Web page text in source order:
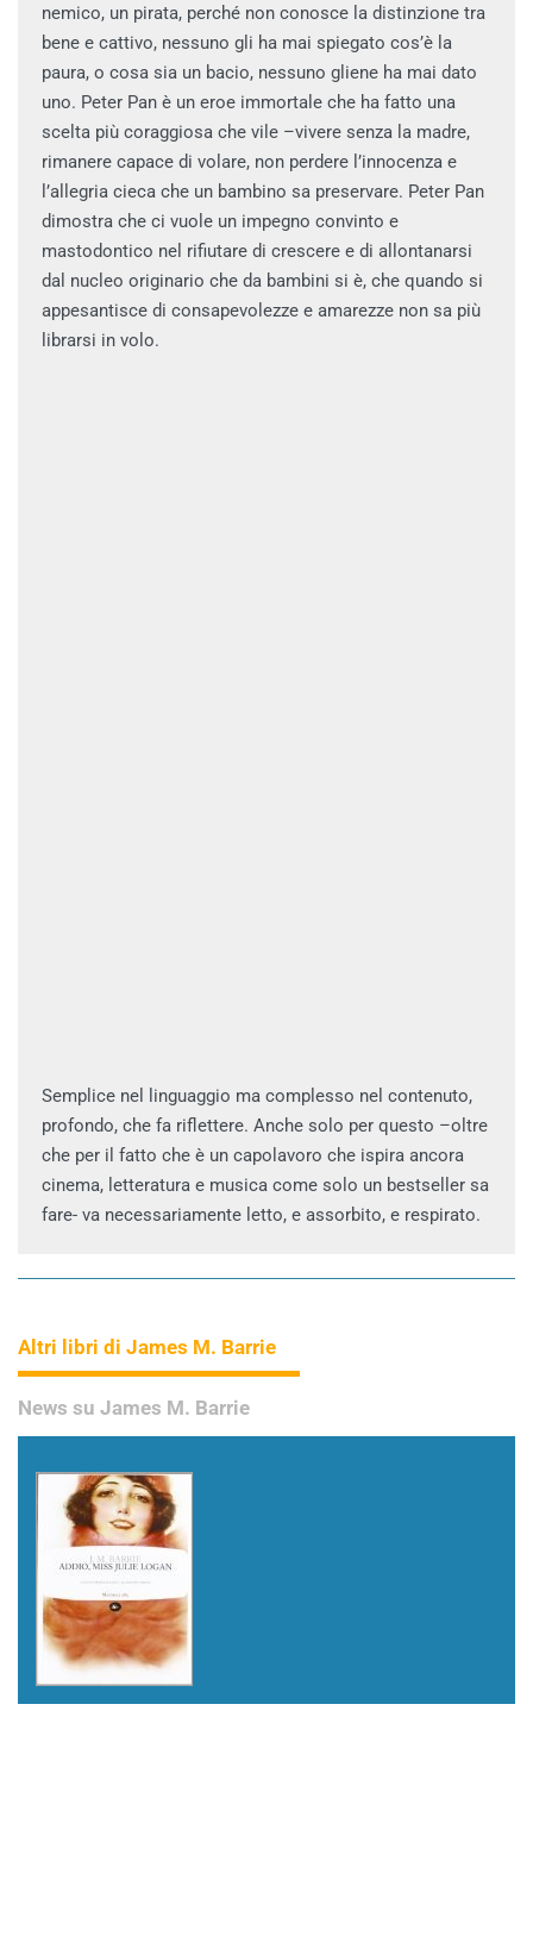
nemico, un pirata, perché non conosce la distinzione tra
bene e cattivo, nessuno gli ha mai spiegato cos’è la
paura, o cosa sia un bacio, nessuno gliene ha mai dato
uno. Peter Pan è un eroe immortale che ha fatto una
scelta più coraggiosa che vile –vivere senza la madre,
rimanere capace di volare, non perdere l’innocenza e
l’allegria cieca che un bambino sa preservare. Peter Pan
dimostra che ci vuole un impegno convinto e
mastodontico nel rifiutare di crescere e di allontanarsi
dal nucleo originario che da bambini si è, che quando si
appesantisce di consapevolezze e amarezze non sa più
librarsi in volo.
Semplice nel linguaggio ma complesso nel contenuto,
profondo, che fa riflettere. Anche solo per questo –oltre
che per il fatto che è un capolavoro che ispira ancora
cinema, letteratura e musica come solo un bestseller sa
fare- va necessariamente letto, e assorbito, e respirato.
Altri libri di James M. Barrie
News su James M. Barrie